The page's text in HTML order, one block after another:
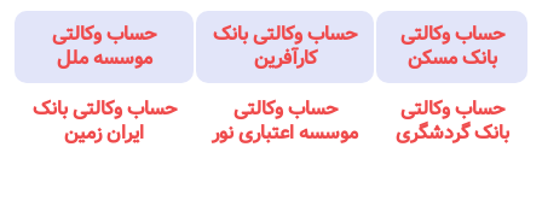
حساب وکالتی
بانک مسکن
حساب وکالتی بانک
کارآفرین
حساب وکالتی
موسسه ملل
حساب وکالتی
بانک گردشگری
حساب وکالتی
موسسه اعتباری نور
حساب وکالتی بانک
ایران زمین